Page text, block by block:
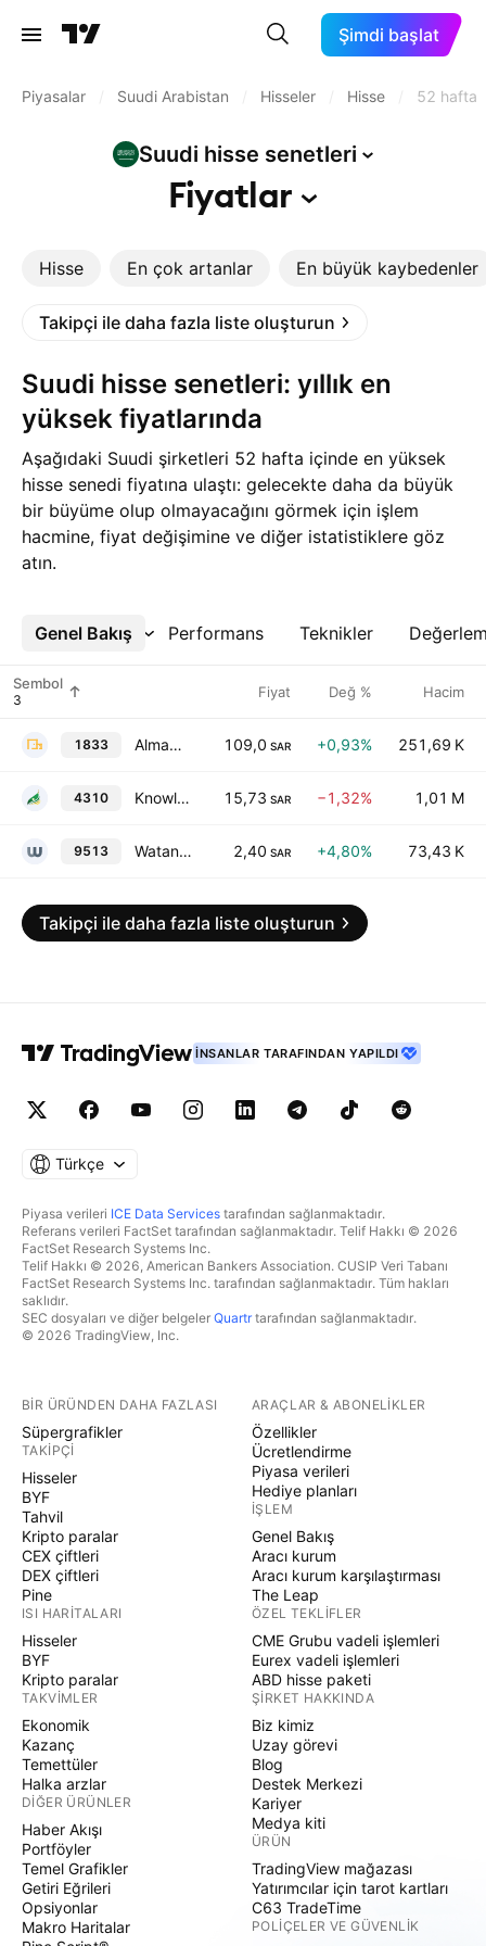
Şimdi başlat
Piyasalar Suudi Arabistan Hisseler Hisse 52 hafta
Suudi hisse senetleri
Fiyatlar
Hisse En çok artanlar En büyük kaybedenler
Takipçi ile daha fazla liste oluşturun
Suudi hisse senetleri: yıllık en
yüksek fiyatlarında
Aşağıdaki Suudi şirketleri 52 hafta içinde en yüksek
hisse senedi fiyatına ulaştı: gelecekte daha da büyük
bir büyüme olup olmayacağını görmek için işlem
hacmine, fiyat değişimine ve diğer istatistiklere göz
atın.
Genel Bakış Performans Teknikler
Daha Fazla
Sembol Fiyat Değ % Hacim
1833 Almawarid Manpower Company 109,0 SAR +0,93% 251,69 K
4310 Knowledge Economic City 15,73 SAR −1,32% 1,01 M
9513 Watani Iron Steel Co 2,40 SAR +4,80% 73,43 K
Takipçi ile daha fazla liste oluşturun
İNSANLAR TARAFINDAN YAPILDI
Türkçe
Piyasa verileri ICE Data Services tarafından sağlanmaktadır.
Referans verileri FactSet tarafından sağlanmaktadır. Telif Hakkı © 2026
FactSet Research Systems Inc.
Telif Hakkı © 2026, American Bankers Association. CUSIP Veri Tabanı
FactSet Research Systems Inc. tarafından sağlanmaktadır. Tüm hakları
saklıdır.
SEC dosyaları ve diğer belgeler Quartrtarafından sağlanmaktadır.
© 2026 TradingView, Inc.
BIR ÜRÜNDEN DAHA FAZLASI
Süpergrafikler
TAKIPÇI
Hisseler
BYF
Tahvil
Kripto paralar
CEX çiftleri
DEX çiftleri
Pine
ISI HARITALARI
Hisseler
BYF
Kripto paralar
TAKVIMLER
Ekonomik
Kazanç
Temettüler
Halka arzlar
DIĞER ÜRÜNLER
Haber Akışı
Portföyler
Temel Grafikler
Getiri Eğrileri
Opsiyonlar
Makro Haritalar
ARAÇLAR & ABONELIKLER
Özellikler
Ücretlendirme
Piyasa verileri
Hediye planları
İŞLEM
Genel Bakış
Aracı kurum
Aracı kurum karşılaştırması
The Leap
ÖZEL TEKLIFLER
CME Grubu vadeli işlemleri
Eurex vadeli işlemleri
ABD hisse paketi
ŞIRKET HAKKINDA
Biz kimiz
Uzay görevi
Blog
Destek Merkezi
Kariyer
Medya kiti
ÜRÜN
TradingView mağazası
Yatırımcılar için tarot kartları
C63 TradeTime
POLIÇELER VE GÜVENLIK